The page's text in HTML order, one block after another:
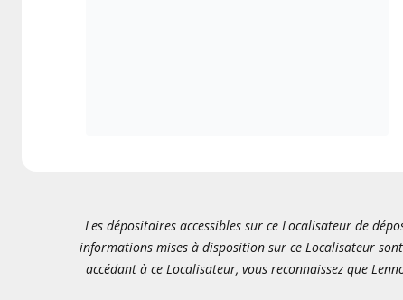
Les dépositaires accessibles sur ce Localisateur de
informations mises à disposition sur ce Localisateur
accédant à ce Localisateur, vous reconnaissez que